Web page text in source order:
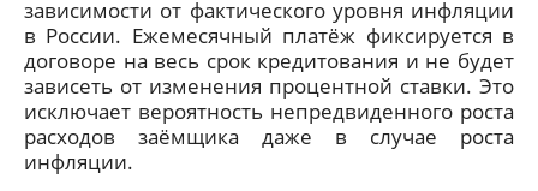
зависимости от фактического уровня инфляции
в России. Ежемесячный платёж фиксируется в
договоре на весь срок кредитования и не будет
зависеть от изменения процентной ставки. Это
исключает вероятность непредвиденного роста
расходов заёмщика даже в случае роста
инфляции.